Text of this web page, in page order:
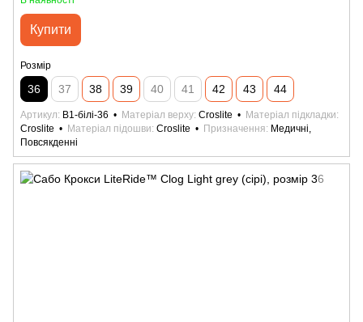
Купити
Розмір
36 37 38 39 40 41 42 43 44
Артикул B1-білі-36 Матеріал верху Croslite
Матеріал підкладки
Croslite
Матеріал підошви Croslite Призначення
Медичні,
Повсякденні